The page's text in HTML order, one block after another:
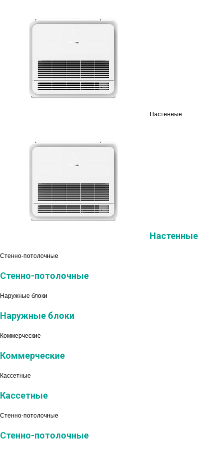
Настенные
Настенные
Стенно-потолочные
Стенно-потолочные
Наружные блоки
Наружные блоки
Коммерческие
Коммерческие
Кассетные
Кассетные
Стенно-потолочные
Стенно-потолочные